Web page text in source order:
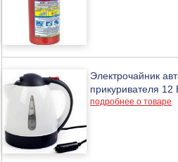
Электрочайник
прикуривателя
подробнее о товаре